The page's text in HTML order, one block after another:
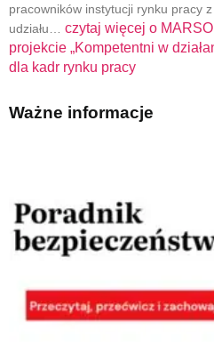
pracowników instytucji rynku pracy
udziału… czytaj więcej o
projekcie „Kompetentni w
dla kadr rynku pracy
Ważne informacje